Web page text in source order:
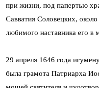
при жизни, под папертью
Савватия Соловецких,
любимого наставника его в
29 апреля 1646 года
была грамота Патриарха